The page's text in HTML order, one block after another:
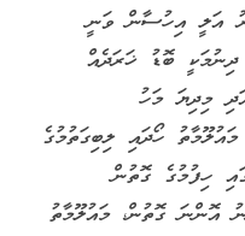
އަލީ އިހުސާން ވަނީ
ބޮޑު ޚަރަދެއް
މިދިޔަ މަހު
ހޯދައި ލިބިގަތުމުގެ
ހިފުމުގެ ގޮތުން
އޮންނަ ގޮތުން، މައުލޫމާތު